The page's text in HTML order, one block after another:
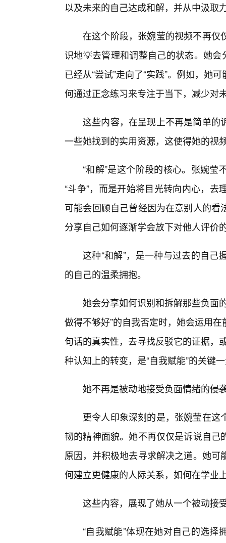
以及未来的自己达成和解，并从中汲取
在这个阶段，张婉莹的视频不再仅
识地💡去管理和调整自己的状态。她
已经从“尝试”走向了“实践”。例如，她
何通过正念练习来专注于当下，减少对
这些内容，在呈现上不再是简单的
一些她找到的实用资源，这使得她的视
“和解”是这个阶段的核心。张婉
“斗争”，而是开始将目光转向内心，
可能会回顾自己曾经因为在意别人的
分享自己如何逐渐学会放下对他人评价
这种“和解”，是一种与过去的自
的自己的温柔拥抱。
她会分享如何识别和拆解那些负面
做得不够好”的自我否定时，她会运用
句话的真实性，去寻找反驳它的证据，
种认知上的转变，是“自我赋能”的关键
她不再是被动地接受负面情绪的侵
更令人印象深刻的是，张婉莹在
韧的精神面貌。她不再仅仅是诉说自
原因，并积极地去寻求解决之道。她
何建立更健康的人际关系，如何在学业
这些内容，展现了她从一个被动接
“自我赋能”体现在她对自己的选